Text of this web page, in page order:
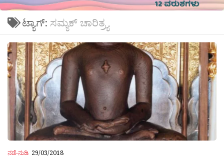
ಟ್ಯಾಗ್: ಸಮ್ಯಕ್ ಚಾರಿತ್ರ್ಯ
ನಡೆ-ನುಡಿ 29/03/2018